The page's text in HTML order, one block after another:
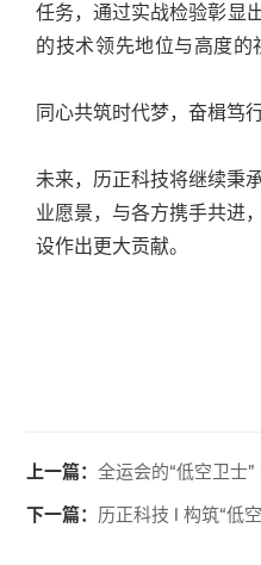
任务，通过实战检验彰显
的技术领先地位与高度的
同心共筑时代梦，奋楫笃
未来，历正科技将继续秉
业愿景，与各方携手共进
设作出更大贡献。
上一篇：
下一篇： 历正科技 l 构筑“低